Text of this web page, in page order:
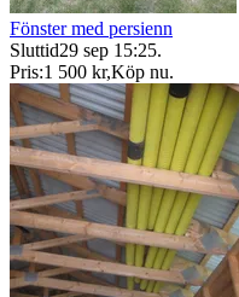
Fönster med persienn
Sluttid29 sep 15:25.
Pris:1 500 kr,Köp nu.